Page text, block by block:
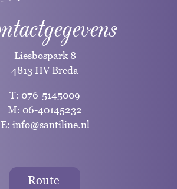
Liesbospark 8
4813 HV Breda
T: 076-5145009
M: 06-40145232
E: info@santiline.nl
Route